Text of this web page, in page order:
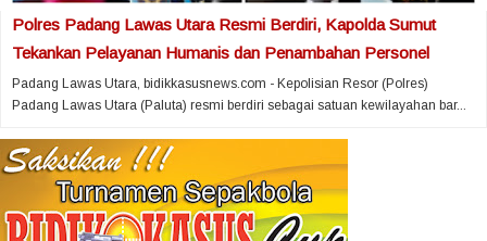
Polres Padang Lawas Utara Resmi Berdiri, Kapolda Sumut
Tekankan Pelayanan Humanis dan Penambahan Personel
Padang Lawas Utara, bidikkasusnews.com - Kepolisian Resor (Polres)
Padang Lawas Utara (Paluta) resmi berdiri sebagai satuan kewilayahan bar...